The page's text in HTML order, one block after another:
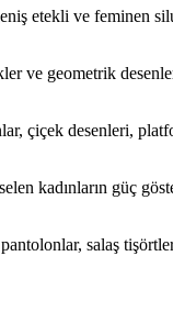
etekli ve feminen
ve geometrik
çiçek desenleri,
kadınların güç
salaş